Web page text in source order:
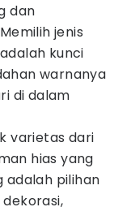
dan
jenis
kunci
warnanya
di dalam
varietas dari
hias yang
adalah pilihan